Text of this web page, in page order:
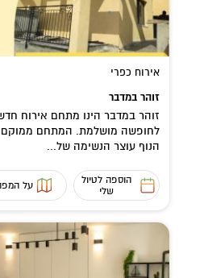
אירוח כפרי
זוהר במדבר
זוהר במדבר הינו מתחם אירוח
לחופשה מושלמת. המתחם ממוקם
הנוף עוצר הנשימה של...
הוספה לטיול
שלי
על